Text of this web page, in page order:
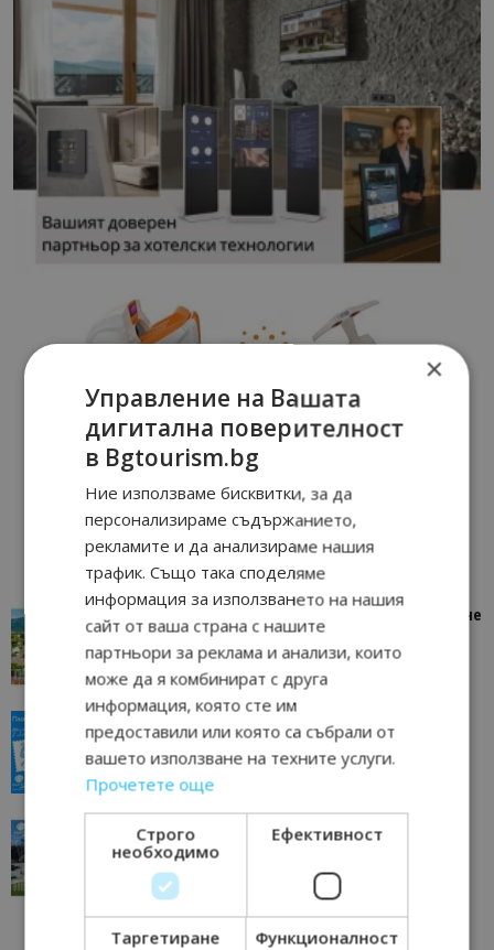
“Пощенска картичка от…”: Петрич – Изживяване
отвъд очакваното
Петрич 11/07/2026 11:22
“Пощенска картичка от…”: Пловдив, градът на
всички времена
Пловдив 23/06/2026 10:00
“Пощенска картичка от…”: Перник – град на
традициите, културата и вдъхновяващите...
Перник
×
Управление на Вашата
дигитална поверителност
в Bgtourism.bg
Ние използваме бисквитки, за да
персонализираме съдържанието,
рекламите и да анализираме нашия
трафик. Също така споделяме
информация за използването на нашия
сайт от ваша страна с нашите
партньори за реклама и анализи, които
може да я комбинират с друга
информация, която сте им
предоставили или която са събрали от
вашето използване на техните услуги.
Прочетете още
Строго
необходимо
Ефективност
Таргетиране Функционалност